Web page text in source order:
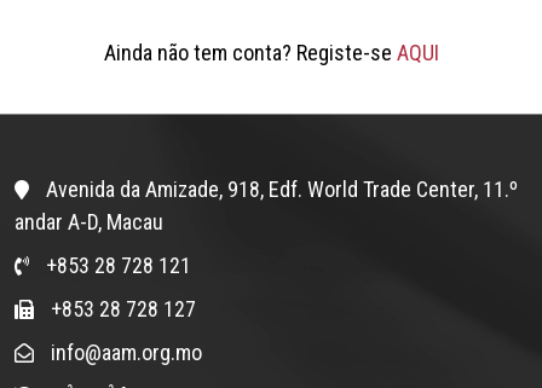
Ainda não tem conta? Registe-se AQUI
Avenida da Amizade, 918, Edf. World Trade Center, 11.º
andar A-D, Macau
+853 28 728 121
+853 28 728 127
info@aam.org.mo